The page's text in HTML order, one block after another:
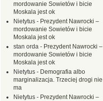
mordowanie Sowietów i bicie
Moskala jest ok
Nietytus - Prezydent Nawrocki –
mordowanie Sowietów i bicie
Moskala jest ok
stan orda - Prezydent Nawrocki –
mordowanie Sowietów i bicie
Moskala jest ok
Nietytus - Demografia albo
marginalizacja. Trzeciej drogi nie
ma
Nietytus - Prezydent Nawrocki –